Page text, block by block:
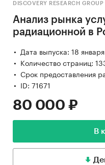
DISCOVERY RESEARCH GROUP
Анализ рынка
радиационной в
Дата выпуска: 18
Количество страниц:
Срок предоставления
ID: 71671
80 000 ₽
В